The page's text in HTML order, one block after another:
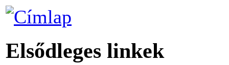
Elsődleges linkek